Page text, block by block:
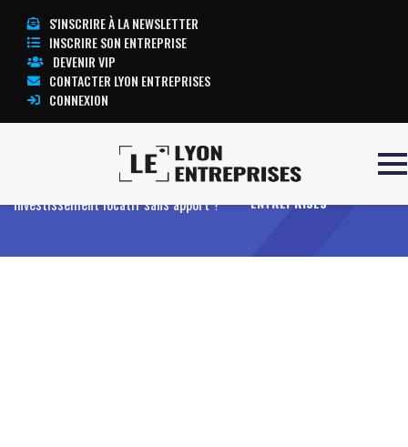
S'INSCRIRE À LA NEWSLETTER
INSCRIRE SON ENTREPRISE
DEVENIR VIP
CONTACTER LYON ENTREPRISES
CONNEXION
Peut-on réaliser un
investissement locatif sans apport ?
TOUTE L’ACTUALITÉ LYON
ENTREPRISES